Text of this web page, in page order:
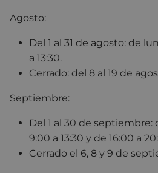
Agosto:
Del 1 al 31 de agosto: de
a 13:30.
Cerrado: del 8 al 19 de
Septiembre:
Del 1 al 30 de septiembre:
9:00 a 13:30 y de 16:00 a
Cerrado el 6, 8 y 9 de